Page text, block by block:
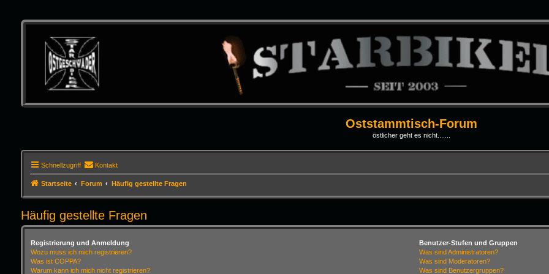
Oststammtisch-Forum
östlicher geht es nicht.......
Schnellzugriff Kontakt
Startseite Forum Häufig gestellte Fragen
Häufig gestellte Fragen
Registrierung und Anmeldung
Wozu muss ich mich registrieren?
Was ist COPPA?
Warum kann ich mich nicht registrieren?
Benutzer-Stufen und Gruppen
Was sind Administratoren?
Was sind Moderatoren?
Was sind Benutzergruppen?